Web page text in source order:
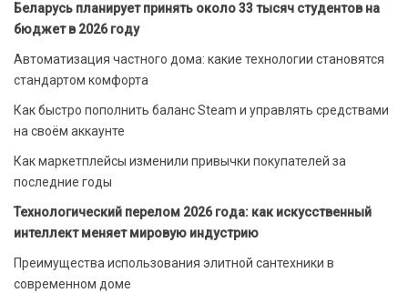
Беларусь планирует принять около 33 тысяч студентов на
бюджет в 2026 году
Автоматизация частного дома: какие технологии становятся
стандартом комфорта
Как быстро пополнить баланс Steam и управлять средствами
на своём аккаунте
Как маркетплейсы изменили привычки покупателей за
последние годы
Технологический перелом 2026 года: как искусственный
интеллект меняет мировую индустрию
Преимущества использования элитной сантехники в
современном доме